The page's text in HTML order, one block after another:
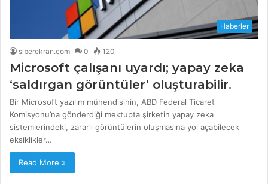
Haberler
siberekran.com 0 120
Microsoft çalışanı uyardı; yapay zeka
‘saldırgan görüntüler’ oluşturabilir.
Bir Microsoft yazılım mühendisinin, ABD Federal Ticaret
Komisyonu’na gönderdiği mektupta şirketin yapay zeka
sistemlerindeki, zararlı görüntülerin oluşmasına yol açabilecek
eksiklikler…
Read More »